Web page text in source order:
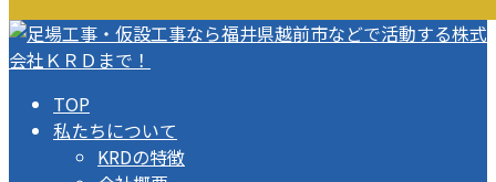
TOP
私たちについて
KRDの特徴